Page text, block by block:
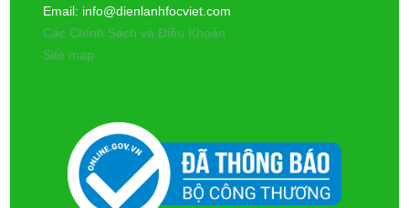
Email: info@dienlanhfocviet.com
Các Chính Sách và Điều Khoản
Site map